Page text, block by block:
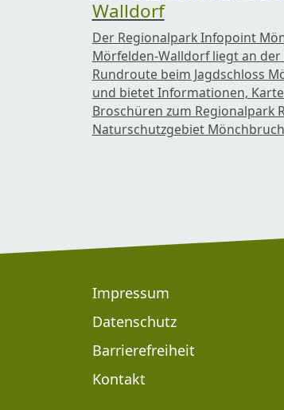
Walldorf
Der Regionalpark Infopoint
Mörfelden-Walldorf liegt an der
Rundroute beim Jagdschloss
und bietet Informationen,
Broschüren zum Regionalpark
Naturschutzgebiet
Footer
Footer: Meta Navigation
Impressum
Datenschutz
Barrierefreiheit
Kontakt